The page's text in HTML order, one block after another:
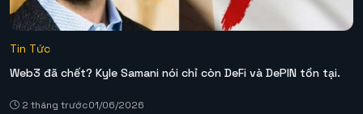
Tin Tức
Web3 đã chết? Kyle Samani nói chỉ còn DeFi và DePIN tồn tại.
2 tháng trước01/06/2026